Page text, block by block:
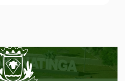
e Ouvidoria/